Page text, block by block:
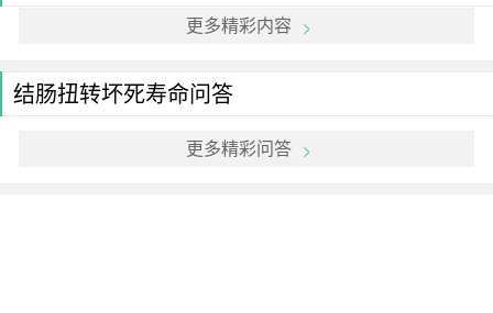
更多精彩内容
结肠扭转坏死寿命问答
更多精彩问答